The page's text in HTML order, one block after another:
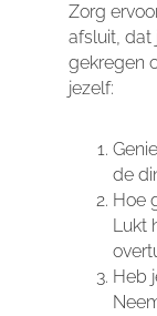
Zorg
afsluit, dat
gekregen
jezelf:
de
Hoe
Lukt
Heb